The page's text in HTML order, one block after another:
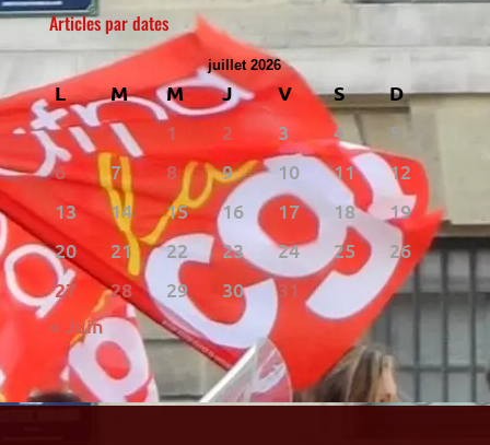
Articles par dates
juillet 2026
L M M J V S
D
1
2 3 4
5
6
7 8 9 10 11
12
13
14 15 16 17 18
19
20
21 22 23 24 25
26
27
28 29 30
31
« Juin